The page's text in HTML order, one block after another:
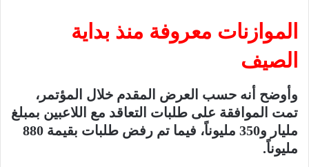
الموازنات معروفة منذ بداية
الصيف
وأوضح أنه حسب العرض المقدم خلال المؤتمر،
تمت الموافقة على طلبات التعاقد مع اللاعبين بمبلغ
مليار و350 مليوناً، فيما تم رفض طلبات بقيمة 880
مليوناً.